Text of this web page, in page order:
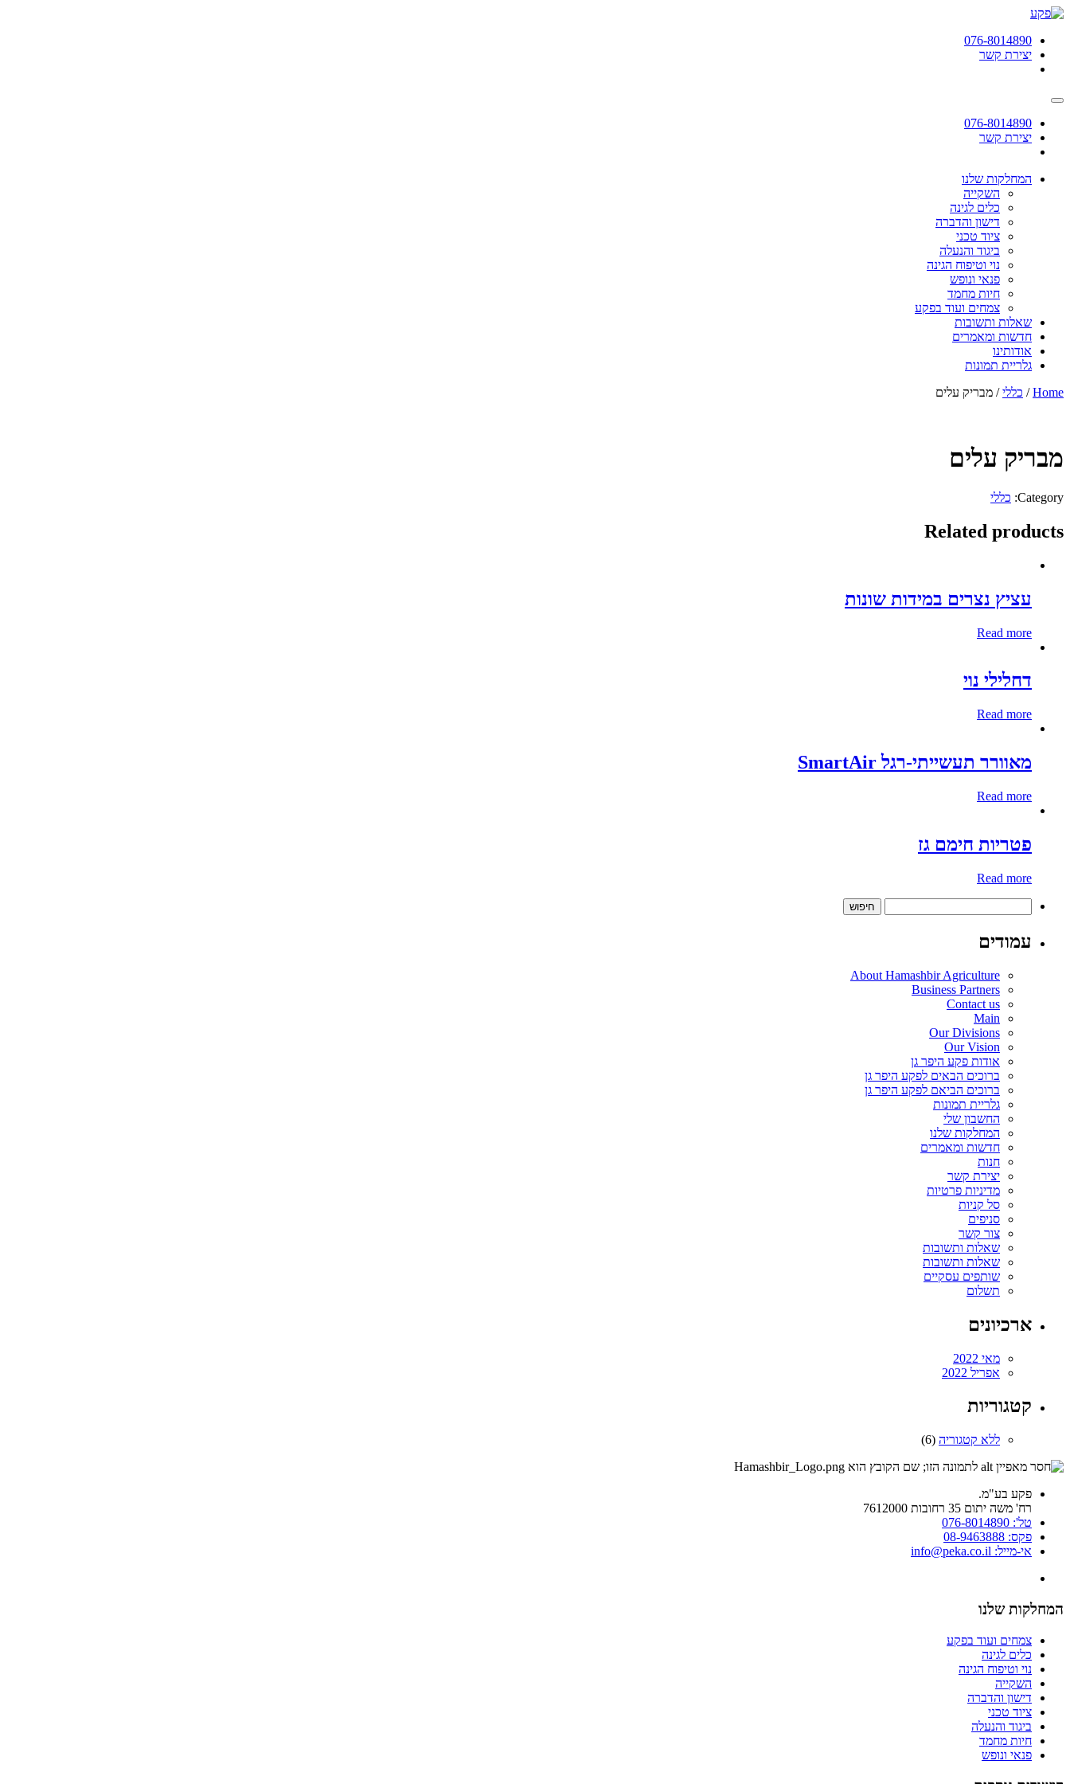
תחילתו
אינטרנט,
לחץ
כדי
לאזור
תוכן
מרכזי
076-8014890
יצירת קשר
076-8014890
יצירת קשר
המחלקות שלנו
השקייה
כלים לגינה
דישון והדברה
ציוד טכני
ביגוד והנעלה
נוי וטיפוח הגינה
פנאי ונופש
חיות מחמד
צמחים ועוד בפקע
שאלות ותשובות
חדשות ומאמרים
אודותינו
גלריית תמונות
Home
/ כללי/ מבריק עלים
מבריק עלים
Category: כללי
Related products
עציץ נצרים במידות שונות
Read more
דחלילי נוי
Read more
מאוורר תעשייתי-רגל SmartAir
Read more
פטריות חימם גז
Read more
עמודים
About Hamashbir Agriculture
Business Partners
Contact us
Main
Our Divisions
Our Vision
אודות פקע היפר גן
ברוכים הבאים לפקע היפר גן
ברוכים הביאם לפקע היפר גן
גלריית תמונות
החשבון שלי
המחלקות שלנו
חדשות ומאמרים
חנות
יצירת קשר
מדיניות פרטיות
סל קניות
סניפים
צור קשר
שאלות ותשובות
שאלות ותשובות
שותפים עסקיים
תשלום
ארכיונים
מאי 2022
אפריל 2022
קטגוריות
ללא קטגוריה (6)
פקע בע"מ.
רח' משה יתום 35 רחובות 7612000
טל': 076-8014890
פקס: 08-9463888
אי-מייל: info@peka.co.il
המחלקות שלנו
צמחים ועוד בפקע
כלים לגינה
נוי וטיפוח הגינה
השקייה
דישון והדברה
ציוד טכני
ביגוד והנעלה
חיות מחמד
פנאי ונופש